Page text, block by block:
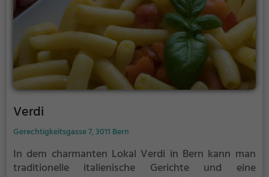
Verdi
Gerechtigkeitsgasse 7, 3011 Bern
In dem charmanten Lokal Verdi in Bern kann man
traditionelle italienische Gerichte und eine